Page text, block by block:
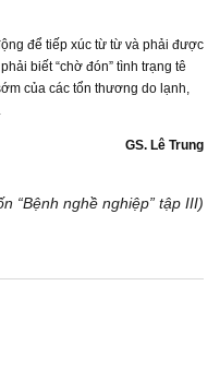
để tiếp xúc từ từ và phải được
biết “chờ đón” tình trạng tê
của các tổn thương do lạnh,
GS. Lê Trung
“Bệnh nghề nghiệp” tập III)